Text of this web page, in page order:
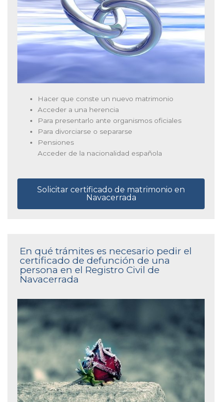
Hacer que conste un nuevo matrimonio
Acceder a una herencia
Para presentarlo ante organismos oficiales
Para divorciarse o separarse
Pensiones
Acceder de la nacionalidad española
Solicitar certificado de matrimonio en
Navacerrada
En qué trámites es necesario pedir el
certificado de defunción de una
persona en el Registro Civil de
Navacerrada